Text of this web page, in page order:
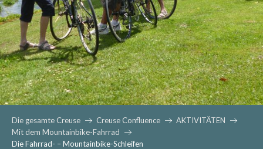
Die gesamte Creuse Creuse Confluence
AKTIVITÄTEN
Mit dem Mountainbike-Fahrrad
Die Fahrrad- – Mountainbike-Schleifen